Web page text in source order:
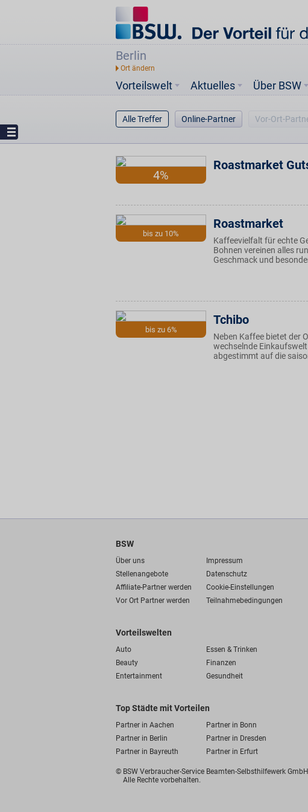
Berlin
Vorteilswelt Aktuelles Über BSW
Alle Treffer Online-Partner Vor-Ort-
4%
Roastmarket
bis zu 10%
Roastmarket
Kaffeevielfalt für echte
Bohnen vereinen alles
Geschmack und
bis zu 6%
Tchibo
Neben Kaffee bietet der
wechselnde
abgestimmt auf die
BSW
Über uns
Impressum
Stellenangebote
Datenschutz
Affiliate-Partner werden
Cookie-Einstellungen
Vor Ort Partner werden
Teilnahmebedingungen
Vorteilswelten
Auto Essen & Trinken
Beauty
Finanzen
Entertainment
Gesundheit
Top Städte mit Vorteilen
Partner in Aachen Partner in Bonn
Partner in Berlin
Partner in Dresden
Partner in Bayreuth
Partner in Erfurt
© BSW Verbraucher-Service Beamten-Selbsthilfewerk
Alle Rechte vorbehalten.